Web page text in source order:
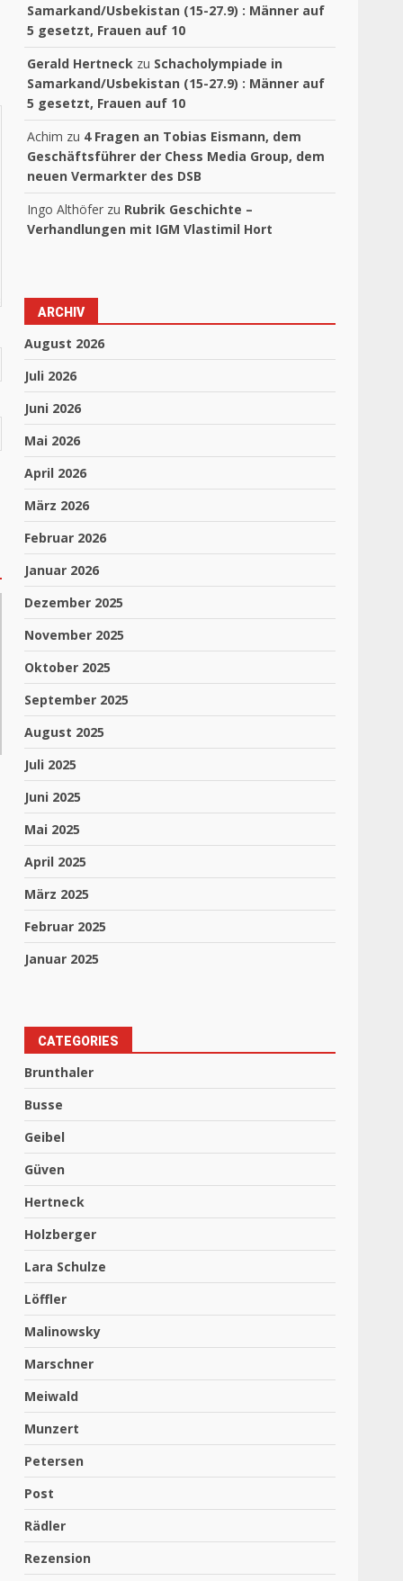
Samarkand/Usbekistan (15-27.9) : Männer auf
5 gesetzt, Frauen auf 10
Gerald Hertneck zu Schacholympiade in
Samarkand/Usbekistan (15-27.9) : Männer auf
5 gesetzt, Frauen auf 10
Achim zu 4 Fragen an Tobias Eismann, dem
Geschäftsführer der Chess Media Group, dem
neuen Vermarkter des DSB
Ingo Althöfer zu Rubrik Geschichte –
Verhandlungen mit IGM Vlastimil Hort
ARCHIV
August 2026
Juli 2026
Juni 2026
Mai 2026
April 2026
März 2026
Februar 2026
Januar 2026
Dezember 2025
November 2025
Oktober 2025
September 2025
August 2025
Juli 2025
Juni 2025
Mai 2025
April 2025
März 2025
Februar 2025
Januar 2025
CATEGORIES
Brunthaler
Busse
Geibel
Güven
Hertneck
Holzberger
Lara Schulze
Löffler
Malinowsky
Marschner
Meiwald
Munzert
Petersen
Post
Rädler
Rezension